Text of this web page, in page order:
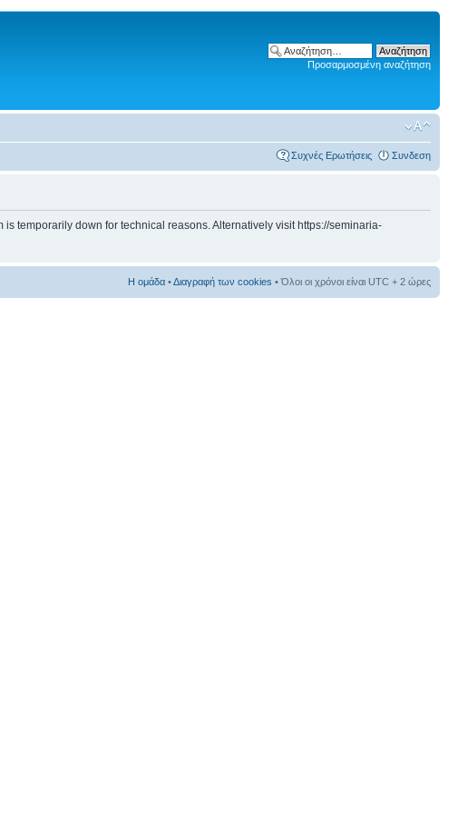
Προσαρμοσμένη αναζήτηση
Συχνές Ερωτήσεις Συνδεση
is temporarily down for technical reasons. Alternatively visit https://seminaria-
Η ομάδα •Διαγραφή των cookies • Όλοι οι χρόνοι είναι UTC + 2 ώρες